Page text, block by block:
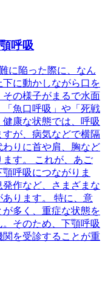
呼吸
に陥った際に、なん
に動かしながら口を
の様子がまるで水面
魚口呼吸」や「死戦
康な状態では、呼吸
が、病気などで横隔
りに首や肩、胸など
す。 これが、あご
呼吸につながりま
作など、さまざまな
ります。 特に、意
多く、重症な状態を
そのため、下顎呼吸
を受診することが重